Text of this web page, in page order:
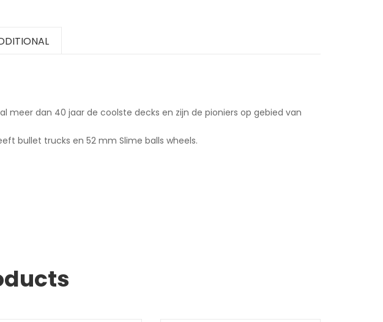
meer dan 40 jaar de coolste decks en zijn de pioniers op gebied van
bullet trucks en 52 mm Slime balls wheels.